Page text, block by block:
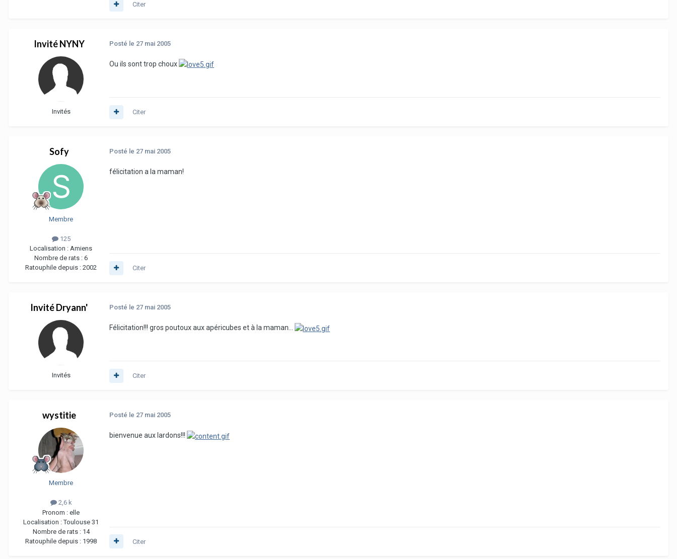
Citer
Invité NYNY
Invités
Posté le 27 mai 2005
Ou ils sont trop choux
Citer
Sofy
Membre
125
Localisation : Amiens
Nombre de rats : 6
Ratouphile depuis : 2002
Posté le 27 mai 2005
félicitation a la maman!
Citer
Invité Dryann'
Invités
Posté le 27 mai 2005
Félicitation!!! gros poutoux aux apéricubes et à la maman...
Citer
wystitie
Membre
2,6 k
Pronom : elle
Localisation :Toulouse 31
Nombre de rats : 14
Ratouphile depuis : 1998
Posté le 27 mai 2005
bienvenue aux lardons!!!
Citer